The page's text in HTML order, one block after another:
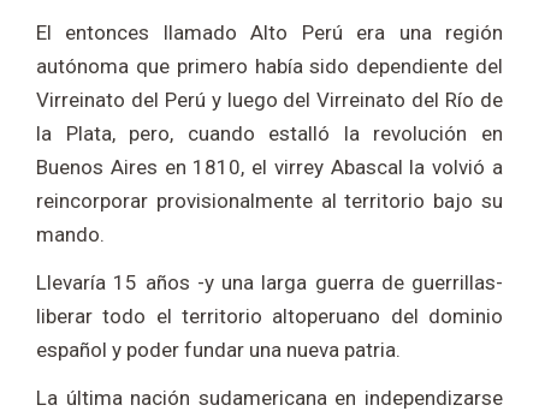
El entonces llamado Alto Perú era una región
autónoma que primero había sido dependiente del
Virreinato del Perú y luego del Virreinato del Río de
la Plata, pero, cuando estalló la revolución en
Buenos Aires en 1810, el virrey Abascal la volvió a
reincorporar provisionalmente al territorio bajo su
mando.
Llevaría 15 años -y una larga guerra de guerrillas-
liberar todo el territorio altoperuano del dominio
español y poder fundar una nueva patria.
La última nación sudamericana en independizarse